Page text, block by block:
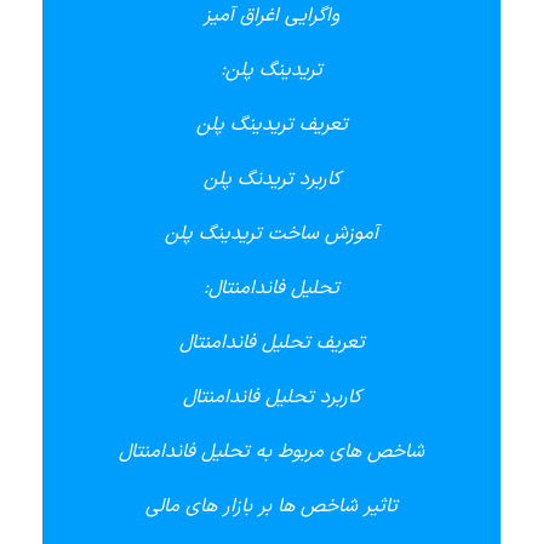
واگرایی اغراق آمیز
تریدینگ پلن:
تعریف تریدینگ پلن
کاربرد تریدنگ پلن
آموزش ساخت تریدینگ پلن
تحلیل فاندامنتال:
تعریف تحلیل فاندامنتال
کاربرد تحلیل فاندامنتال
شاخص های مربوط به تحلیل فاندامنتال
تاثیر شاخص ها بر بازار های مالی